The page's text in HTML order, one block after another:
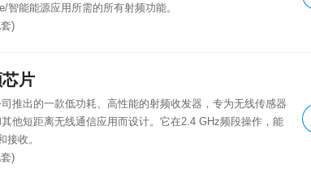
智能能源应用所需的所有射频功能。
)
片
推出的一款低功耗、高性能的射频收发器，专为无线传感器
他短距离无线通信应用而设计。它在2.4 GHz频段操作，能
接收。
)